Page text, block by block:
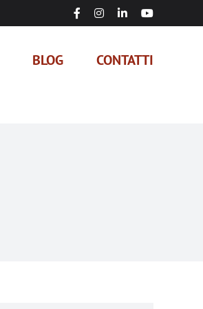
FacebookInstagram
LinkedInYouTube
BLOG CONTATTI